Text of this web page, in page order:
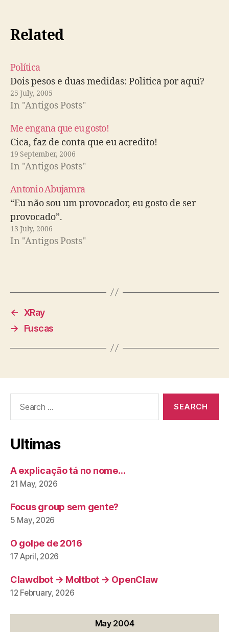
Related
Política
Dois pesos e duas medidas: Politica por aqui?
25 July, 2005
In "Antigos Posts"
Me engana que eu gosto!
Cica, faz de conta que eu acredito!
19 September, 2006
In "Antigos Posts"
Antonio Abujamra
“Eu não sou um provocador, eu gosto de ser
provocado”.
13 July, 2006
In "Antigos Posts"
← XRay
→
Fuscas
Ultimas
A explicação tá no nome…
21 May, 2026
Focus group sem gente?
5 May, 2026
O golpe de 2016
17 April, 2026
Clawdbot → Moltbot → OpenClaw
12 February, 2026
May 2004